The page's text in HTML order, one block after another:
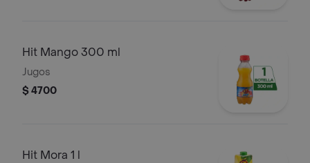
Hit Mango 300 ml
Jugos
$ 4700
Hit Mora 1 l